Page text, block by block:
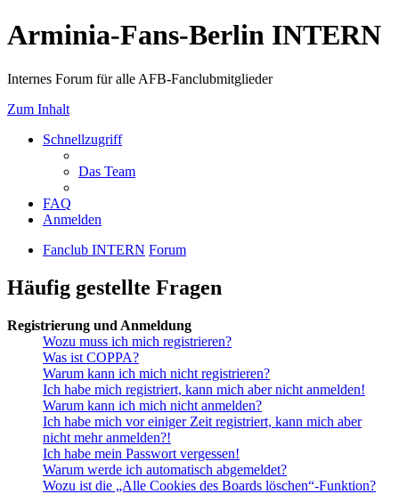
Arminia-Fans-Berlin INTERN
Internes Forum für alle AFB-Fanclubmitglieder
Zum Inhalt
Schnellzugriff
Das Team
FAQ
Anmelden
Fanclub INTERN Forum
Häufig gestellte Fragen
Registrierung und Anmeldung
Wozu muss ich mich registrieren?
Was ist COPPA?
Warum kann ich mich nicht registrieren?
Ich habe mich registriert, kann mich aber nicht anmelden!
Warum kann ich mich nicht anmelden?
Ich habe mich vor einiger Zeit registriert, kann mich aber
nicht mehr anmelden?!
Ich habe mein Passwort vergessen!
Warum werde ich automatisch abgemeldet?
Wozu ist die „Alle Cookies des Boards löschen“-Funktion?